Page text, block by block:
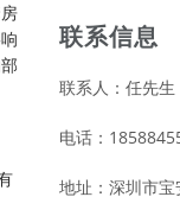
联系信息
联系人：任先生
电话：
地址：深圳市